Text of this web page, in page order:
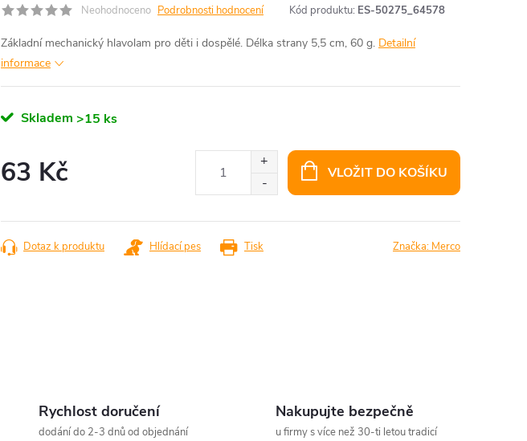
Neohodnoceno Podrobnosti hodnocení Kód produktu: ES-50275_64578
Základní mechanický hlavolam pro děti i dospělé. Délka strany 5,5 cm, 60 g. Detailní
informace
Skladem >15 ks
63 Kč VLOŽIT DO KOŠÍKU
Tisk
Dotaz k produktu Hlídací pes Značka: Merco
Rychlost doručení
dodání do 2-3 dnů od objednání
Nakupujte bezpečně
u firmy s více než 30-ti letou tradicí